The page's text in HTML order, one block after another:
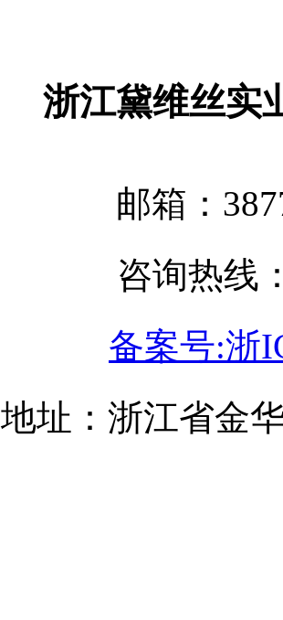
浙江黛维丝实
邮箱：
咨询热线
备案号:浙
地址：浙江省金